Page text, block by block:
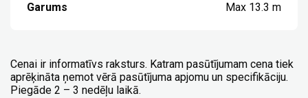
Garums
Max 13.3 m
Cenai ir informatīvs raksturs. Katram pasūtījumam cena tiek
aprēķināta ņemot vērā pasūtījuma apjomu un specifikāciju.
Piegāde 2 – 3 nedēļu laikā.